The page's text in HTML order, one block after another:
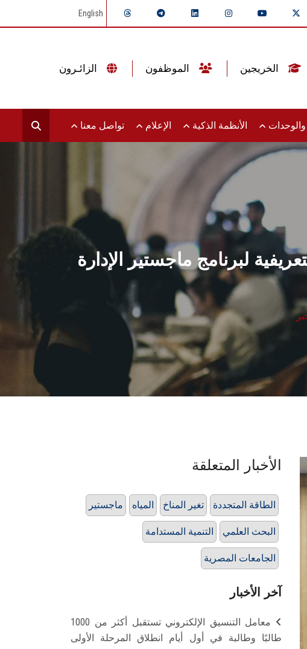
English
والوحدات الأنظمة الذكية الإعلام تواصل معنا
لبرنامج ماجستير الإدارة
الأخبار المتعلقة
ماجستير المياه تغير المناخ الطاقة المتجددة
التنمية المستدامة البحث العلمي
الجامعات المصرية
آخر الأخبار
معامل التنسيق الإلكتروني تستقبل أكثر من 1000
طالبًا وطالبة في أول أيام انطلاق المرحلة الأولى